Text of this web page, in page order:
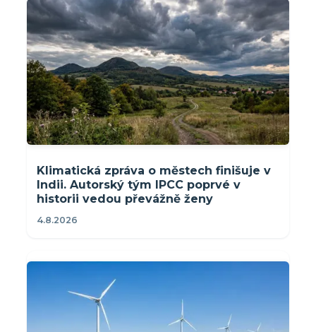
Klimatická zpráva o městech finišuje v
Indii. Autorský tým IPCC poprvé v
historii vedou převážně ženy
4.8.2026